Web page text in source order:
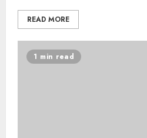
READ MORE
1 min read